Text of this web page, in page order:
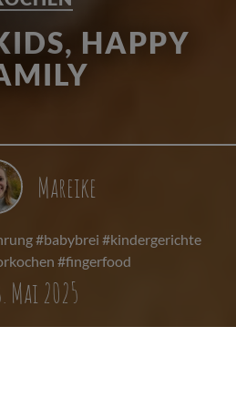
HAPPY
Mareike
#babybrei #kindergerichte
#fingerfood
Mai 2025